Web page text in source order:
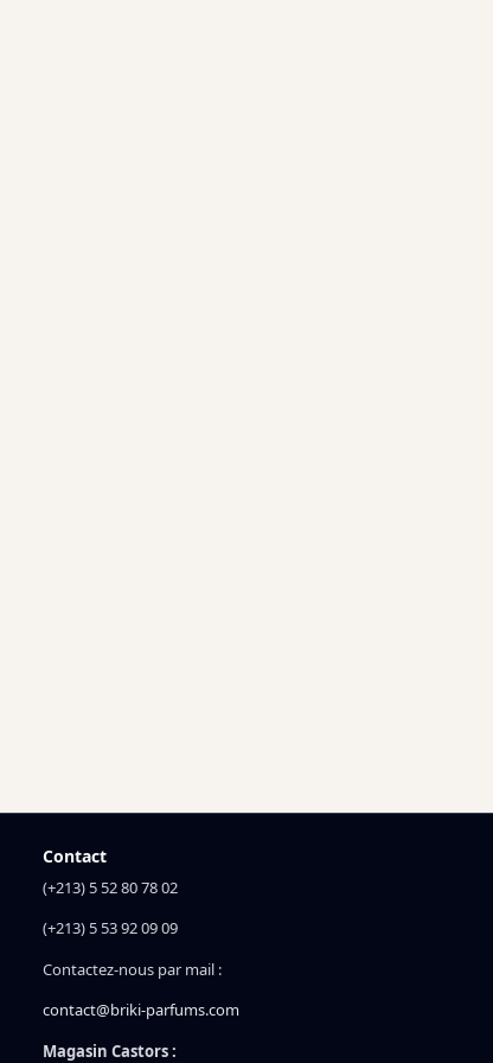
Contact
(+213) 5 52 80 78 02
(+213) 5 53 92 09 09
Contactez-nous par mail :
contact@briki-parfums.com
Magasin Castors :